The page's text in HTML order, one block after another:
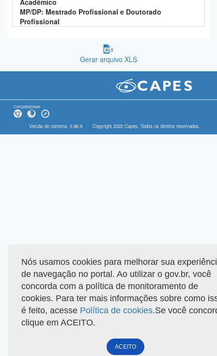
Acadêmico
MP/DP: Mestrado Profissional e Doutorado
Profissional
Gerar arquivo XLS
Compatibilidade
Versão do sistema: 3.88.9 Copyright 2022 Capes. Todos os direitos reservados.
Nós usamos cookies para melhorar sua
de navegação no portal. Ao utilizar o gov.br, você
concorda com a política de monitoramento de
cookies. Para ter mais informações sobre como
é feito, acesse Política de cookies.Se você
clique em ACEITO.
ACEITO